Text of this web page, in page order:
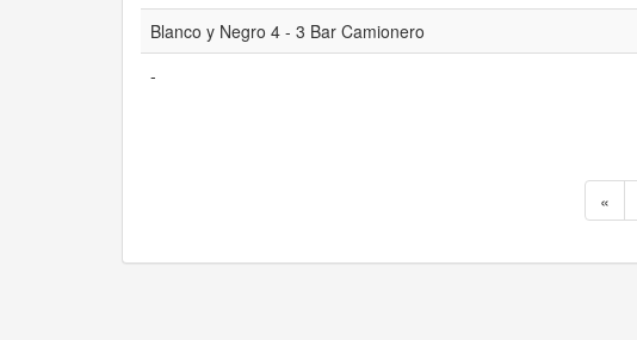
Blanco y Negro 4 - 3 Bar Camionero
-
«